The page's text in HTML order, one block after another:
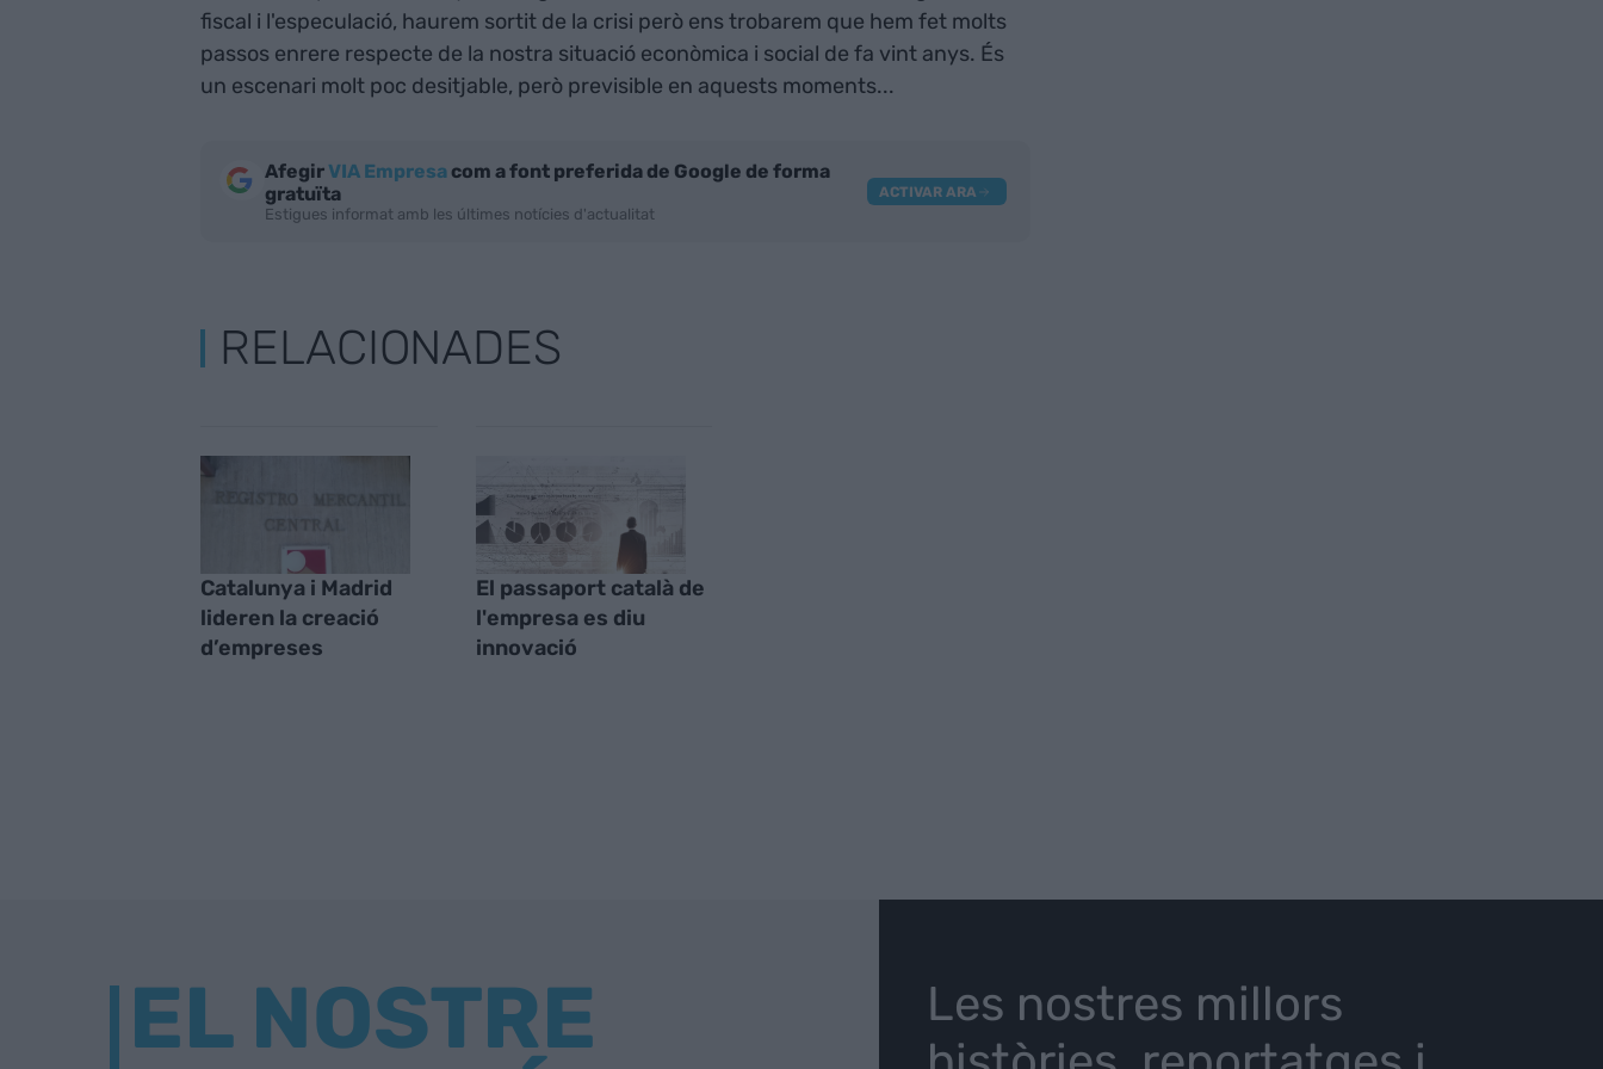
fiscal i l'especulació, haurem sortit de la crisi però ens trobarem que hem fet molts
passos enrere respecte de la nostra situació econòmica i social de fa vint anys. És
un escenari molt poc desitjable, però previsible en aquests moments...
AfegirVIA Empresacom a font preferida de Google de forma
gratuïta
Estigues informat amb les últimes notícies d'actualitat
ACTIVAR ARA
RELACIONADES
Catalunya i Madrid
lideren la creació
d’empreses
El passaport català de
l'empresa es diu
innovació
EL NOSTRE
Les nostres millors